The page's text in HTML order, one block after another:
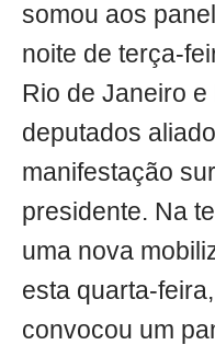
somou aos
noite de terça-
Rio de Janeiro
deputados
manifestação
presidente. Na
uma nova
esta quarta-
convocou um